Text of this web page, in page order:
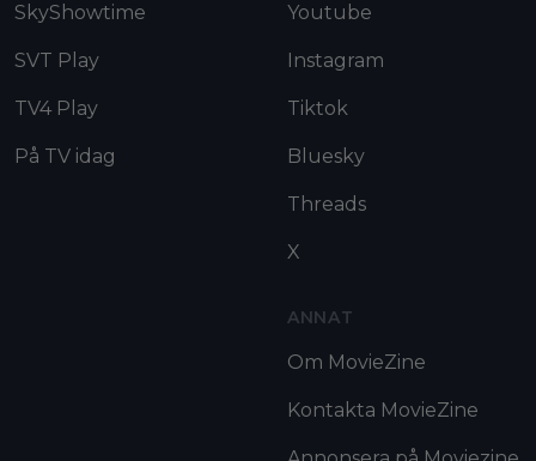
SkyShowtime
SVT Play
TV4 Play
På TV idag
Youtube
Instagram
Tiktok
Bluesky
Threads
X
ANNAT
Om MovieZine
Kontakta MovieZine